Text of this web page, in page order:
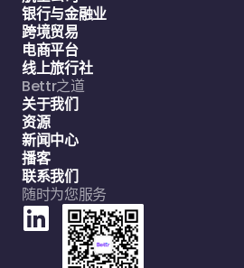
银行与金融业
跨境贸易
电商平台
线上旅行社
Bettr之道
关于我们
资源
新闻中心
播客
联系我们
随时为您服务